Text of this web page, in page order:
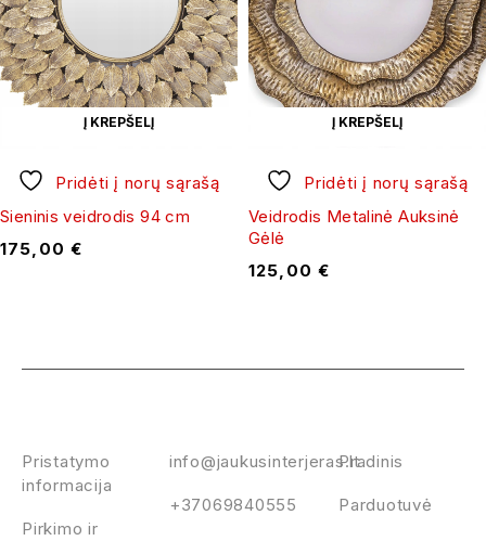
Į KREPŠELĮ
Pridėti į norų sąrašą
Sieninis veidrodis 94 cm
175,00 €
Į KREPŠELĮ
Pridėti į norų sąrašą
Veidrodis Metalinė Auksinė
Gėlė
125,00 €
info@jaukusinterjeras.lt
+37069840555
Pradinis
Parduotuvė
Pristatymo
informacija
Pirkimo ir